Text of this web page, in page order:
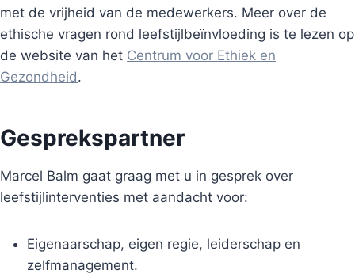
met de vrijheid van de medewerkers. Meer over de
ethische vragen rond leefstijlbeïnvloeding is te lezen op
de website van het Centrum voor Ethiek en
Gezondheid.
Gesprekspartner
Marcel Balm gaat graag met u in gesprek over
leefstijlinterventies met aandacht voor:
Eigenaarschap, eigen regie, leiderschap en
zelfmanagement.